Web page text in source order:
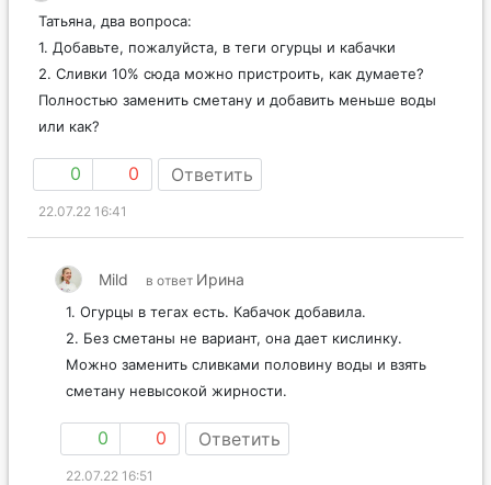
Татьяна, два вопроса:
1. Добавьте, пожалуйста, в теги огурцы и кабачки
2. Сливки 10% сюда можно пристроить, как думаете?
Полностью заменить сметану и добавить меньше воды
или как?
0 0 Ответить
22.07.22 16:41
Mild в ответ Ирина
1. Огурцы в тегах есть. Кабачок добавила.
2. Без сметаны не вариант, она дает кислинку.
Можно заменить сливками половину воды и взять
сметану невысокой жирности.
0 0 Ответить
22.07.22 16:51